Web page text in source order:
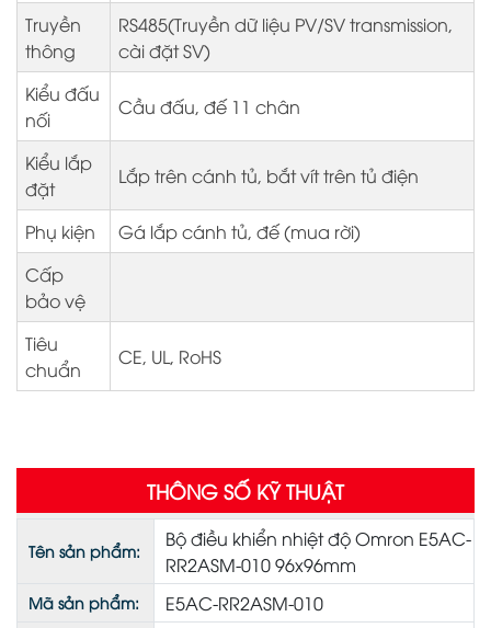
Truyền
thông
RS485(Truyền dữ liệu PV/SV transmission,
cài đặt SV)
Kiểu đấu
nối
Cầu đấu, đế 11 chân
Kiểu lắp
đặt
Lắp trên cánh tủ, bắt vít trên tủ điện
Phụ kiện
Gá lắp cánh tủ, đế (mua rời)
Cấp
bảo vệ
Tiêu
chuẩn
CE, UL, RoHS
THÔNG SỐ KỸ THUẬT
Tên sản phẩm:
Bộ điều khiển nhiệt độ Omron E5AC-
RR2ASM-010 96x96mm
Mã sản phẩm: E5AC-RR2ASM-010